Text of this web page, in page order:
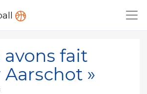
avons fait
»